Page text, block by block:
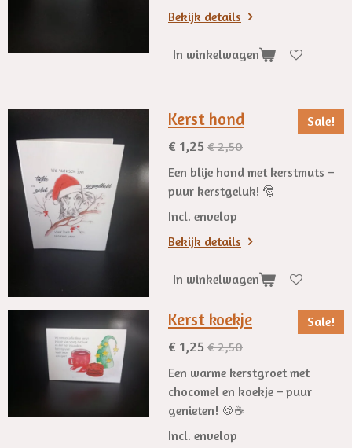
Bekijk details
In winkelwagen
Sale!
Kerst hond
€ 1,25 € 2,50
Een blije hond met kerstmuts –
puur kerstgeluk! 🎅
Incl. envelop
Bekijk details
In winkelwagen
Sale!
Kerst koekje
€ 1,25 € 2,50
Een warme kerstgroet met
chocomel en koekje – puur
genieten! 🍪☕
Incl. envelop